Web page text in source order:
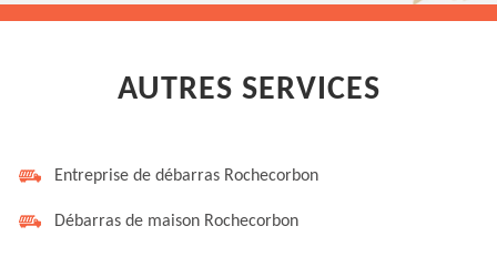
AUTRES SERVICES
Entreprise de débarras Rochecorbon
Débarras de maison Rochecorbon